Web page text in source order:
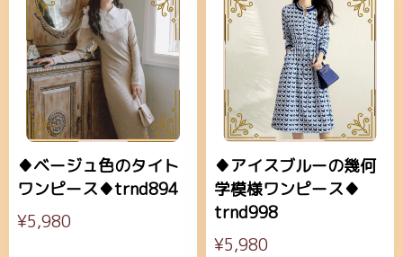
♦ベージュ色のタイト
ワンピース♦trnd894
¥5,980
♦アイスブルーの幾何
学模様ワンピース♦
trnd998
¥5,980